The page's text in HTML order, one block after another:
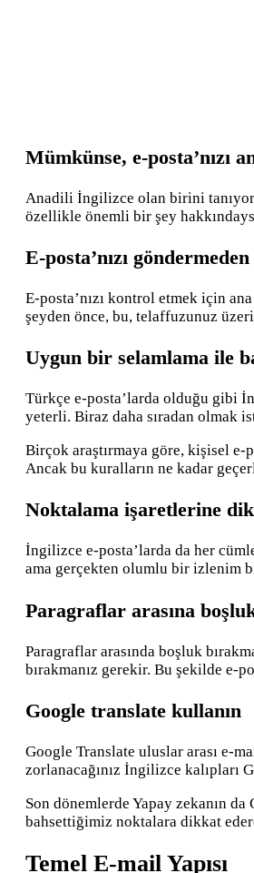
Mümkünse, e-
Anadili İngilizce olan birini
özellikle önemli bir şey
E-posta’nızı
E-posta’nızı kontrol etmek için
şeyden önce, bu, telaffuzunuz
Uygun bir selamlama ile
Türkçe e-posta’larda olduğu gibi
yeterli. Biraz daha sıradan olmak
Birçok araştırmaya göre, kişisel e-
Ancak bu kuralların ne kadar
Noktalama işaretlerine
İngilizce e-posta’larda da her
ama gerçekten olumlu bir izlenim
Paragraflar arasına
Paragraflar arasında boşluk
bırakmanız gerekir. Bu şekilde e-
Google translate kullanın
Google Translate uluslar arası e-
zorlanacağınız İngilizce kalıpları
Son dönemlerde Yapay zekanın
bahsettiğimiz noktalara dikkat
Temel E-mail Yapısı